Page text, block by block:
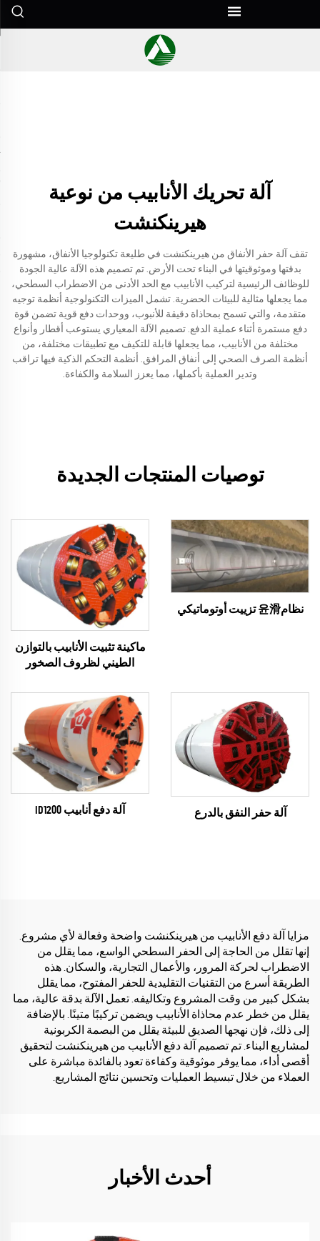
آلة تحريك الأنابيب من نوعية
هيرينكنشت
تقف آلة حفر الأنفاق من هيرينكنشت في طليعة تكنولوجيا الأنفاق، مشهورة
بدقتها وموثوقيتها في البناء تحت الأرض. تم تصميم هذه الآلة عالية الجودة
للوظائف الرئيسية لتركيب الأنابيب مع الحد الأدنى من الاضطراب السطحي،
مما يجعلها مثالية للبيئات الحضرية. تشمل الميزات التكنولوجية أنظمة توجيه
متقدمة، والتي تسمح بمحاذاة دقيقة للأنبوب، ووحدات دفع قوية تضمن قوة
دفع مستمرة أثناء عملية الدفع. تصميم الآلة المعياري يستوعب أقطار وأنواع
مختلفة من الأنابيب، مما يجعلها قابلة للتكيف مع تطبيقات مختلفة، من
أنظمة الصرف الصحي إلى أنفاق المرافق. أنظمة التحكم الذكية فيها تراقب
وتدير العملية بأكملها، مما يعزز السلامة والكفاءة.
توصيات المنتجات الجديدة
نظام윤滑 تزييت أوتوماتيكي
ماكينة تثبيت الأنابيب بالتوازن
الطيني لظروف الصخور
آلة حفر النفق بالدرع آلة دفع أنابيب ID1200
مزايا آلة دفع الأنابيب من هيرينكنشت واضحة وفعالة لأي مشروع.
إنها تقلل من الحاجة إلى الحفر السطحي الواسع، مما يقلل من
الاضطراب لحركة المرور، والأعمال التجارية، والسكان. هذه
الطريقة أسرع من التقنيات التقليدية للحفر المفتوح، مما يقلل
بشكل كبير من وقت المشروع وتكاليفه. تعمل الآلة بدقة عالية، مما
يقلل من خطر عدم محاذاة الأنابيب ويضمن تركيبًا متينًا. بالإضافة
إلى ذلك، فإن نهجها الصديق للبيئة يقلل من البصمة الكربونية
لمشاريع البناء. تم تصميم آلة دفع الأنابيب من هيرينكنشت لتحقيق
أقصى أداء، مما يوفر موثوقية وكفاءة تعود بالفائدة مباشرة على
العملاء من خلال تبسيط العمليات وتحسين نتائج المشاريع.
أحدث الأخبار